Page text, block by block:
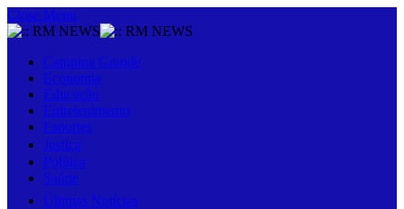
Close Menu
Campina Grande
Economia
Educação
Entretenimento
Esportes
Justiça
Política
Saúde
Últimas Notícias